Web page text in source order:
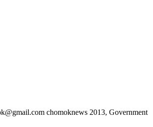
chomoknews 2013, Government